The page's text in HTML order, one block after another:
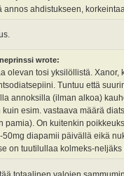
annos ahdistukseen,
wrote:
olevan tosi yksilöllistä. Xanor,
Tuntuu että
annoksilla (ilman alkoa)
kuin esim. vastaava määrä
pamia). On kuitenkin
50mg diapamii päivällä eikä
on tuutilullaa kolmeks-